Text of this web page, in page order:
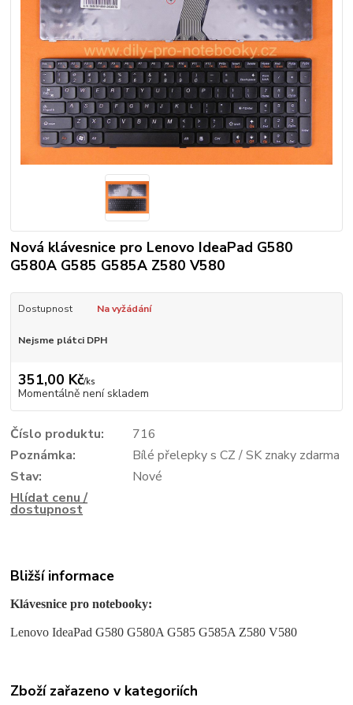
Nová klávesnice pro Lenovo IdeaPad G580
G580A G585 G585A Z580 V580
Dostupnost Na vyžádání
Nejsme plátci DPH
351,00 Kč/ks
Momentálně není skladem
Číslo produktu:
716
Poznámka:
Bílé přelepky s CZ / SK znaky zdarma
Stav:
Nové
Hlídat cenu /
dostupnost
Bližší informace
Klávesnice pro notebooky:
Lenovo IdeaPad G580 G580A G585 G585A Z580 V580
Zboží zařazeno v kategoriích